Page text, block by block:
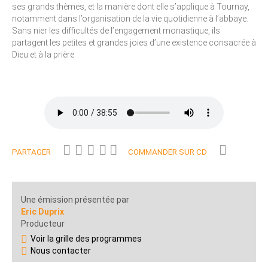
ses grands thèmes, et la manière dont elle s’applique à Tournay,
notamment dans l’organisation de la vie quotidienne à l’abbaye.
Sans nier les difficultés de l’engagement monastique, ils
partagent les petites et grandes joies d’une existence consacrée à
Dieu et à la prière.
PARTAGER COMMANDER SUR CD
Une émission présentée par
Eric Duprix
Producteur
Voir la grille des programmes
Nous contacter